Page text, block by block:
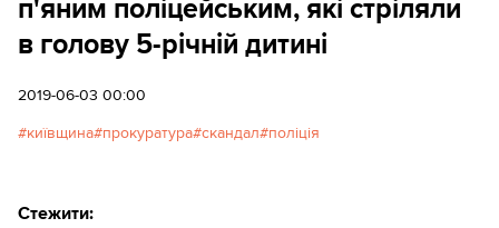
п'яним поліцейським, які стріляли
в голову 5-річній дитині
2019-06-03 00:00
київщина прокуратура скандал поліція
Стежити: